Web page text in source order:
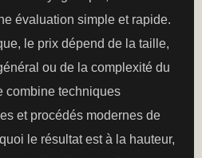
évaluation simple et rapide.
le prix dépend de la taille,
ou de la complexité du
combine techniques
et procédés modernes de
le résultat est à la hauteur,